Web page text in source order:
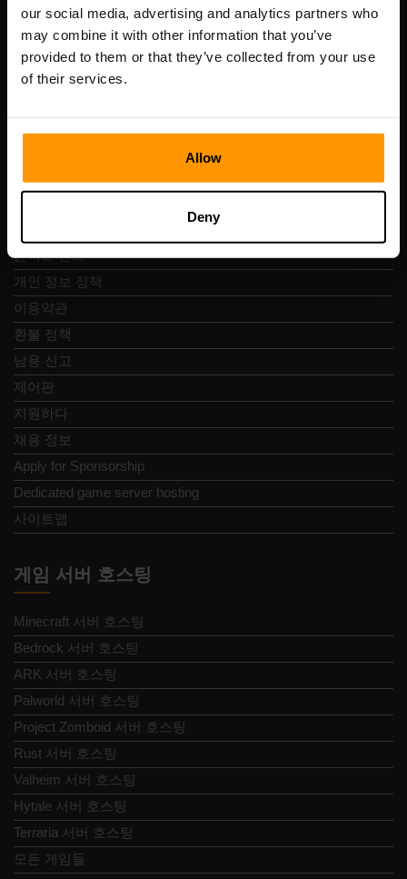
our social media, advertising and analytics partners who
may combine it with other information that you’ve
provided to them or that they’ve collected from your use
of their services.
Allow
Deny
등록 코드: 14652605
VAT 번호: EE102133820
주소: Harju maakond, Tallinn, Kesklinna linnaosa,
Vesivärava tn 50-201, 10152
빠른 탐색
콘택트 렌즈
개인 정보 정책
이용약관
환불 정책
남용 신고
제어판
지원하다
채용 정보
Apply for Sponsorship
Dedicated game server hosting
사이트맵
게임 서버 호스팅
Minecraft 서버 호스팅
Bedrock 서버 호스팅
ARK 서버 호스팅
Palworld 서버 호스팅
Project Zomboid 서버 호스팅
Rust 서버 호스팅
Valheim 서버 호스팅
Hytale 서버 호스팅
Terraria 서버 호스팅
모든 게임들